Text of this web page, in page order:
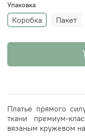
Упаковка
Коробка Пакет
Платье прямого
ткани премиум-
вязаным кружевом